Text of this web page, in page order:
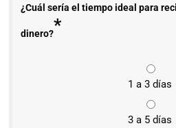
¿Cuál sería el tiempo ideal para
dinero?*
1 a 3 días
3 a 5 días